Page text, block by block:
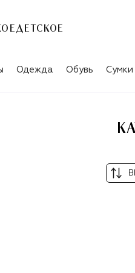
ДЕТСКОЕ
ARABESQUE
Одежда Обувь Сумки